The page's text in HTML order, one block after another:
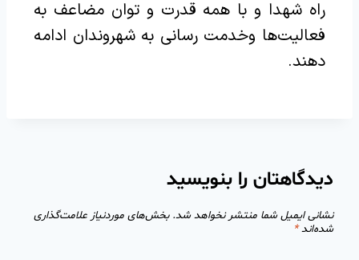
راه شهدا و با همه قدرت و توان مضاعف به
فعالیت‌ها و‌خدمت رسانی به شهروندان ادامه
دهند.
دیدگاهتان را بنویسید
نشانی ایمیل شما منتشر نخواهد شد. بخش‌های موردنیاز علامت‌گذاری
شده‌اند*